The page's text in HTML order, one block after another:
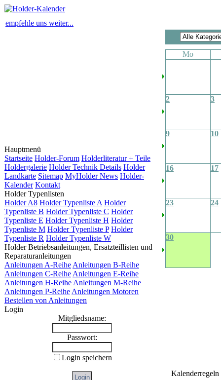
empfehle uns weiter...
Hauptmenü
Startseite Holder-Forum Holderliteratur + Teile
Holdergalerie Holder Technik Details Holder
Landkarte Sitemap MyHolder News Holder-
Kalender Kontakt
Holder Typenlisten
Holder A8 Holder Typenliste A Holder
Typenliste B Holder Typenliste C Holder
Typenliste E Holder Typenliste H Holder
Typenliste M Holder Typenliste P Holder
Typenliste R Holder Typenliste W
Holder Betriebsanleitungen, Ersatzteillisten und
Reparaturanleitungen
Anleitungen A-Reihe Anleitungen B-Reihe
Anleitungen C-Reihe Anleitungen E-Reihe
Anleitungen H-Reihe Anleitungen M-Reihe
Anleitungen P-Reihe Anleitungen Motoren
Bestellen von Anleitungen
Login
Mitgliedsname:
Passwort:
Login speichern
Mo
2 3
9 10
16 17
23 24
30
Kalenderregeln